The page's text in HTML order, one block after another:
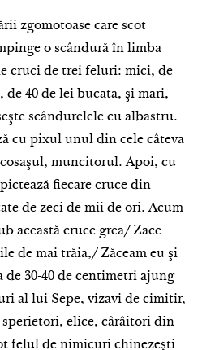
zgomotoase care scot
o scândură în limba
cruci de trei feluri: mici, de
40 de lei bucata, şi mari,
scândurelele cu albastru.
cu pixul unul din cele câteva
muncitorul. Apoi, cu
fiecare cruce din
de zeci de mii de ori. Acum
această cruce grea/ Zace
de mai trăia,/ Zăceam eu şi
de 30-40 de centimetri ajung
al lui Sepe, vizavi de cimitir,
elice, cârâitori din
felul de nimicuri chinezeşti